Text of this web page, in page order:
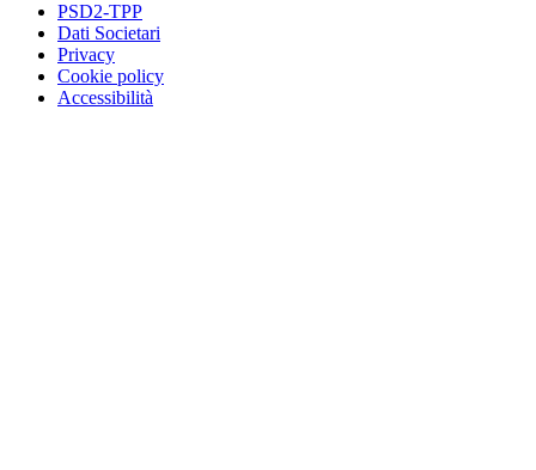
PSD2-TPP
Dati Societari
Privacy
Cookie policy
Accessibilità